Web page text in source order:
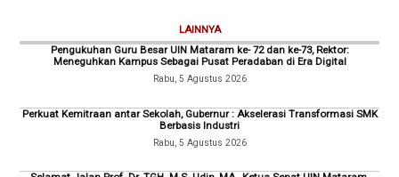
LAINNYA
Pengukuhan Guru Besar UIN Mataram ke- 72 dan ke-73, Rektor:
Meneguhkan Kampus Sebagai Pusat Peradaban di Era Digital
Rabu, 5 Agustus 2026
Perkuat Kemitraan antar Sekolah, Gubernur : Akselerasi Transformasi SMK
Berbasis Industri
Rabu, 5 Agustus 2026